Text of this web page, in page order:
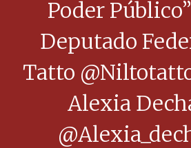
Poder
Deputado
Tatto
Alexia